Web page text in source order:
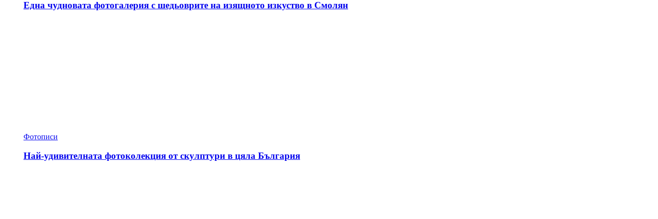
Една чудновата фотогалерия с шедьоврите на изящното изкуство в Смолян
Фотописи
Най-удивителната фотоколекция от скулптури в цяла България